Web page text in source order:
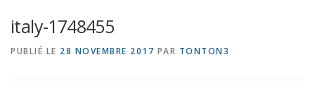
italy-1748455
PUBLIÉ LE 28 NOVEMBRE 2017 PAR TONTON3